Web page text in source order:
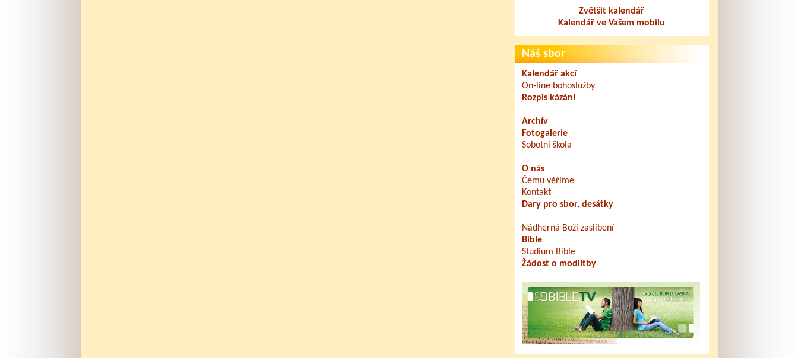
Zvětšit kalendář
Kalendář ve Vašem mobilu
Náš sbor
Kalendář akcí
On-line bohoslužby
Rozpis kázání
Archív
Fotogalerie
Sobotní škola
O nás
Čemu věříme
Kontakt
Dary pro sbor, desátky
Nádherná Boží zaslíbení
Bible
Studium Bible
Žádost o modlitby